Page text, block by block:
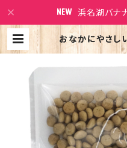
浜名湖バナ
おなかにやさし
ータブルパック
ちゃんへ |